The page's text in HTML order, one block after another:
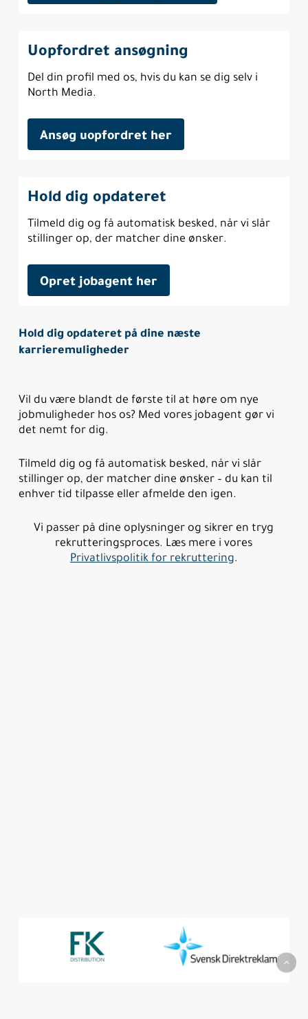
Uopfordret ansøgning
Del din profil med os, hvis du kan se dig selv i
North Media.
Ansøg uopfordret her
Hold dig opdateret
Tilmeld dig og få automatisk besked, når vi slår
stillinger op, der matcher dine ønsker.
Opret jobagent her
Hold dig opdateret på dine næste
karrieremuligheder
Vil du være blandt de første til at høre om nye
jobmuligheder hos os? Med vores jobagent gør vi
det nemt for dig.
Tilmeld dig og få automatisk besked, når vi slår
stillinger op, der matcher dine ønsker – du kan til
enhver tid tilpasse eller afmelde den igen.
Vi passer på dine oplysninger og sikrer en tryg
rekrutteringsproces. Læs mere i vores
Privatlivspolitik for rekruttering.